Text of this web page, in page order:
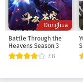
Donghua
Battle Through the
Heavens Season 3
7.8